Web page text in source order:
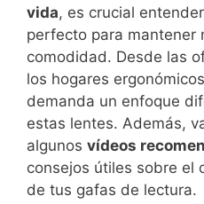
vida, es crucial
perfecto para mantener
comodidad. Desde las
los hogares
demanda un enfoque
estas lentes. Además,
algunos vídeos
consejos útiles sobre el
de tus gafas de lectura.